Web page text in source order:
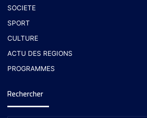
SOCIETE
SPORT
CULTURE
ACTU DES REGIONS
PROGRAMMES
Rechercher